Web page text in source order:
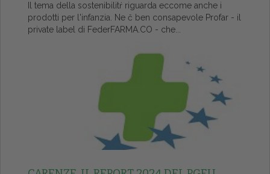
Il tema della sostenibilitŕ riguarda eccome anche i
prodotti per l'infanzia. Ne č ben consapevole Profar - il
private label di FederFARMA.CO - che...